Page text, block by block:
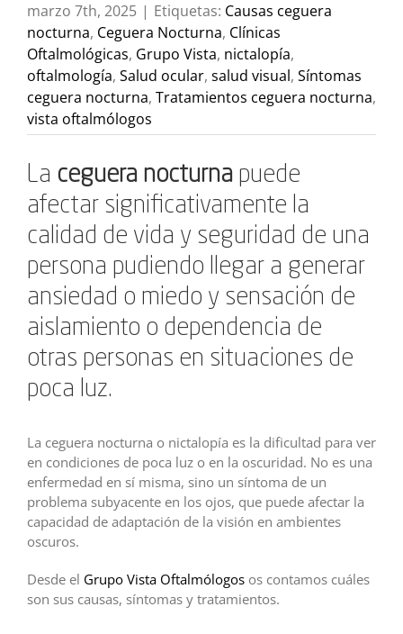
marzo 7th, 2025 | Etiquetas: Causas ceguera
nocturna, Ceguera Nocturna, Clínicas
Oftalmológicas, Grupo Vista, nictalopía,
oftalmología, Salud ocular, salud visual, Síntomas
ceguera nocturna, Tratamientos ceguera nocturna,
vista oftalmólogos
La ceguera nocturna puede
afectar significativamente la
calidad de vida y seguridad de una
persona pudiendo llegar a generar
ansiedad o miedo y sensación de
aislamiento o dependencia de
otras personas en situaciones de
poca luz.
La ceguera nocturna o nictalopía es la dificultad para ver
en condiciones de poca luz o en la oscuridad. No es una
enfermedad en sí misma, sino un síntoma de un
problema subyacente en los ojos, que puede afectar la
capacidad de adaptación de la visión en ambientes
oscuros.
Desde el Grupo Vista Oftalmólogos os contamos cuáles
son sus causas, síntomas y tratamientos.